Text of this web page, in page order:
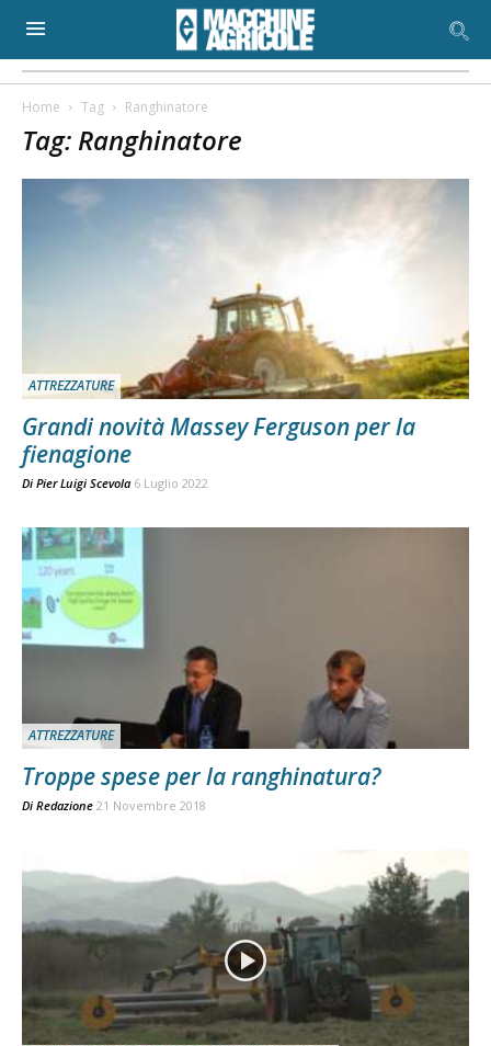
Home Tag Ranghinatore
Tag: Ranghinatore
ATTREZZATURE
Grandi novità Massey Ferguson per la
fienagione
Di Pier Luigi Scevola 6 Luglio 2022
ATTREZZATURE
Troppe spese per la ranghinatura?
Di Redazione 21 Novembre 2018